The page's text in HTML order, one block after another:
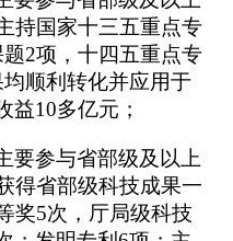
持国家十三五重点专
2项，十四五重点专
顺利转化并应用于
益10多亿元；
要参与省部级及以上
得省部级科技成果一
奖5次，厅局级科技